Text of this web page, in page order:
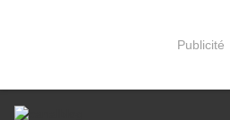
Publicité